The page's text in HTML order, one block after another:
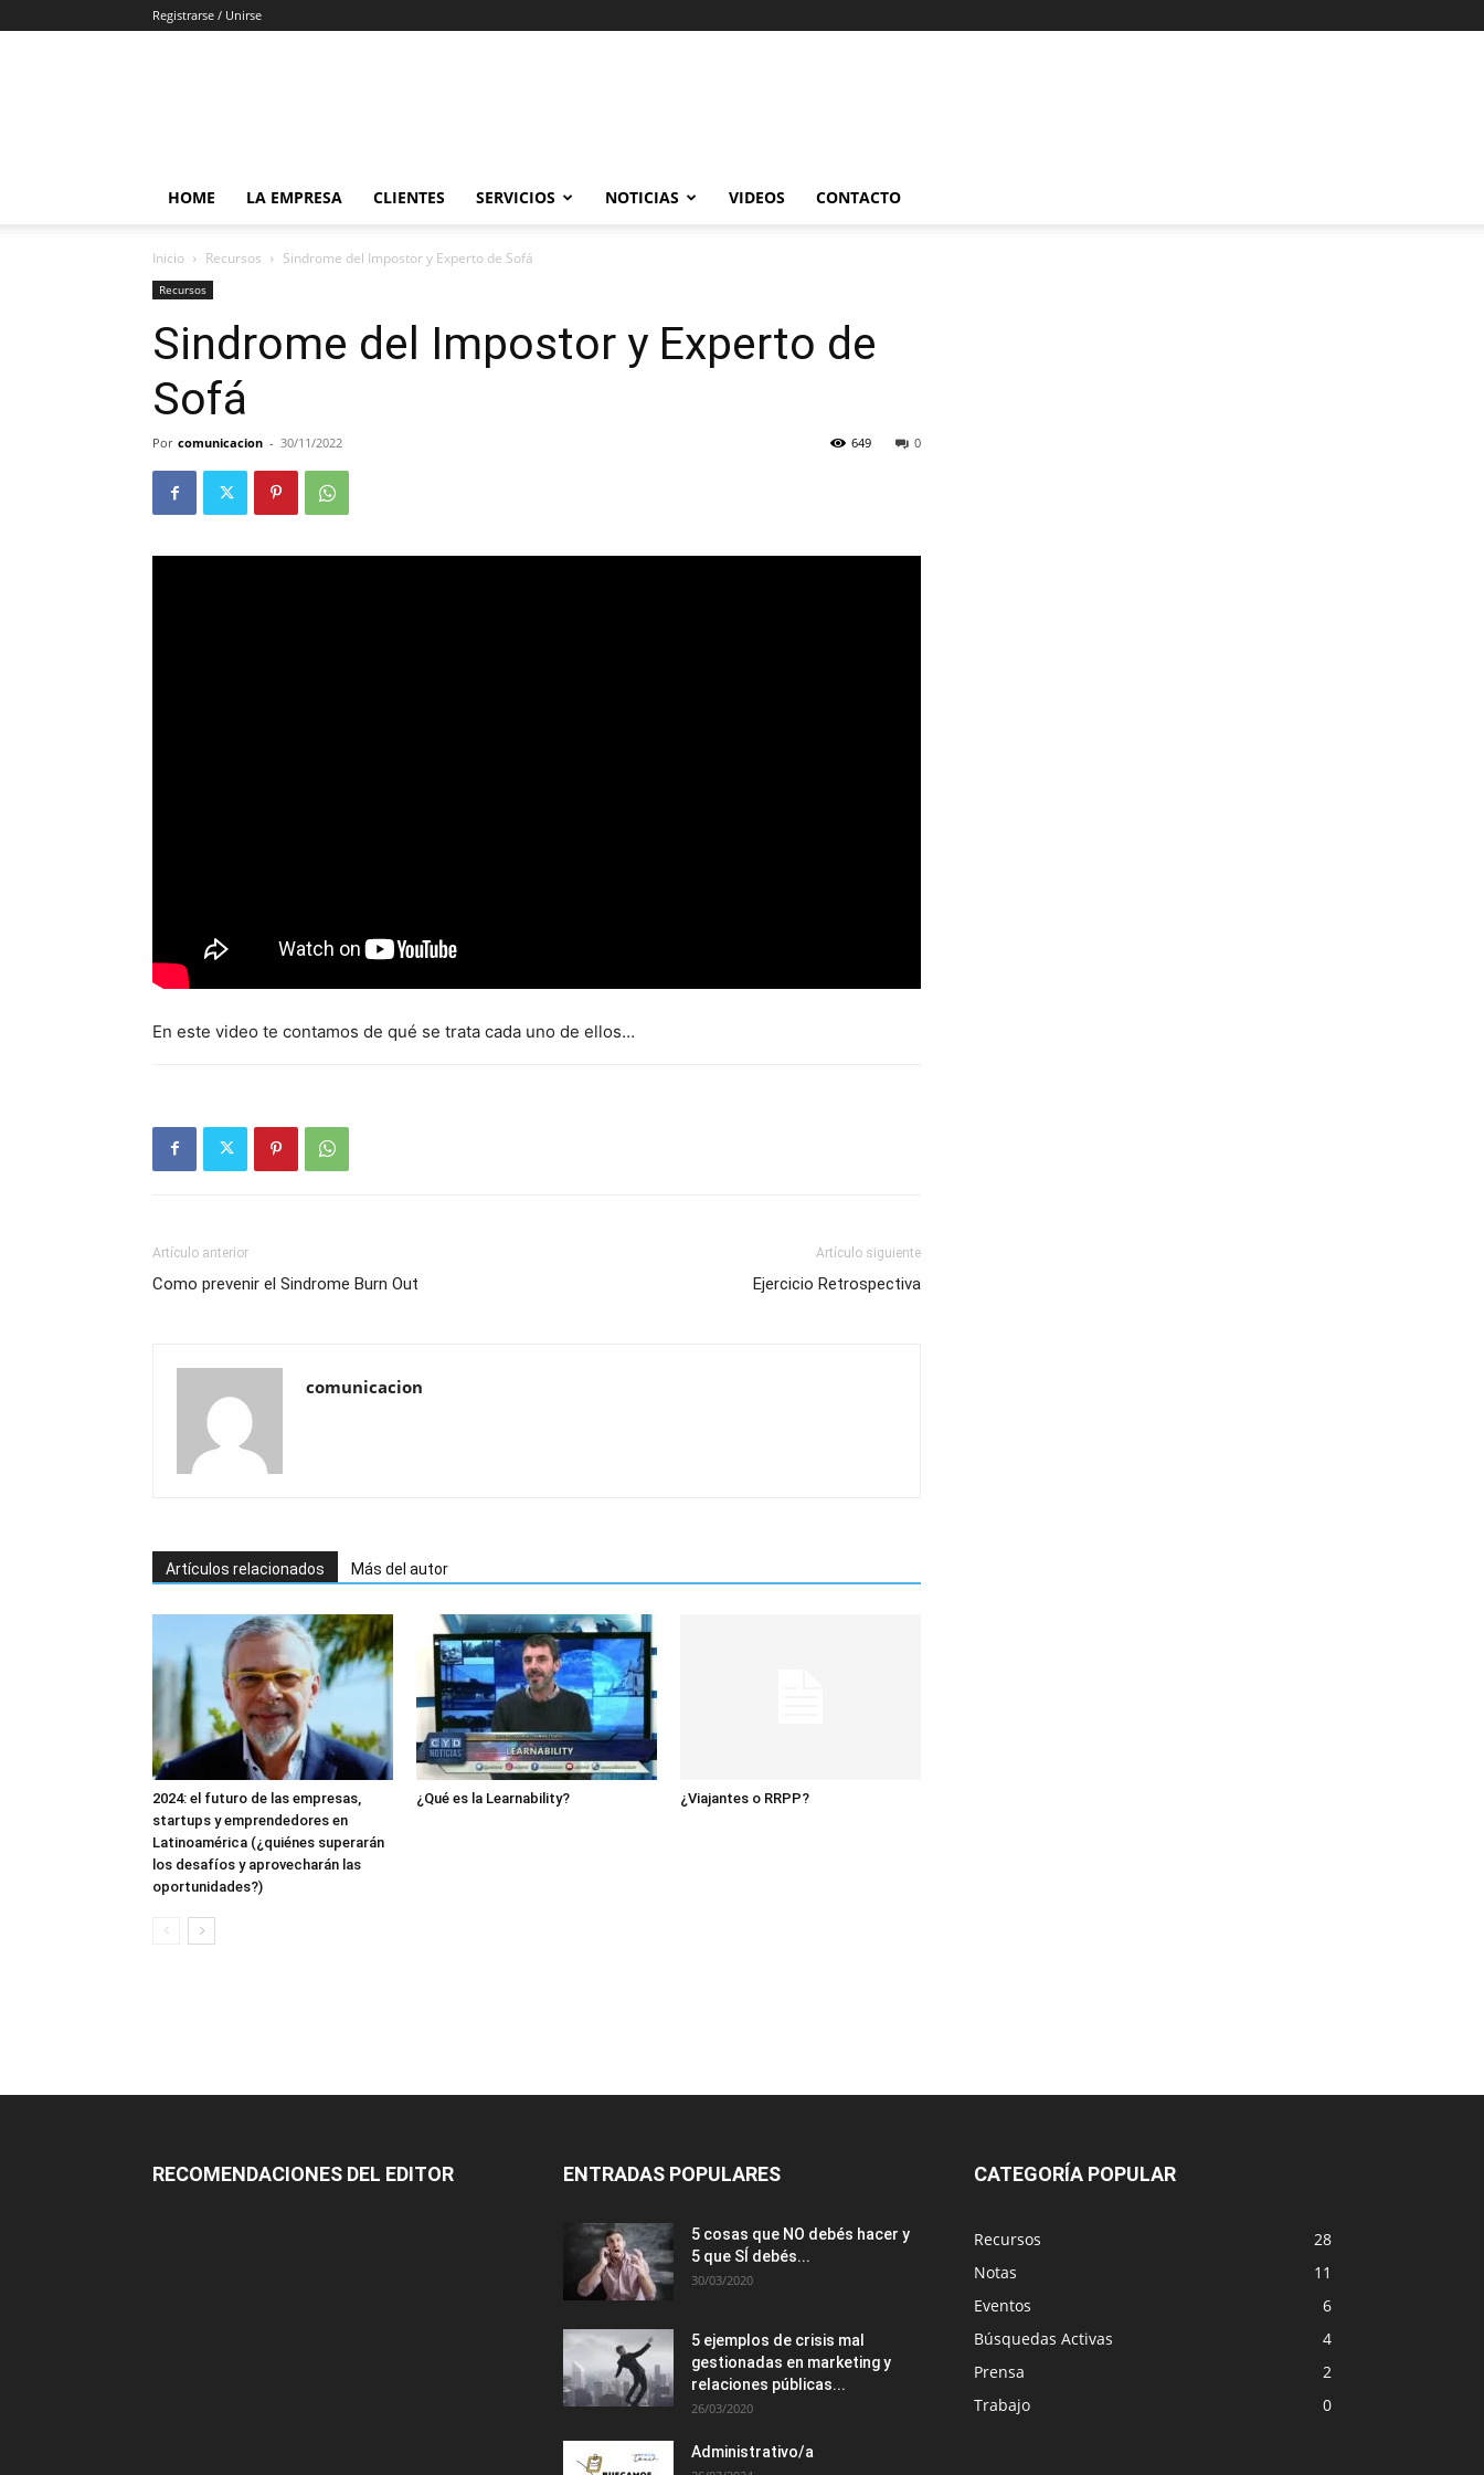
Registrarse / Unirse
HOME LA EMPRESA CLIENTES SERVICIOS NOTICIAS VIDEOS CONTACTO
Inicio Recursos Sindrome del Impostor y Experto de Sofá
Recursos
Sindrome del Impostor y Experto de
Sofá
Por comunicacion - 30/11/2022 0
649
En este video te contamos de qué se trata cada uno de ellos…
Artículo anterior
Como prevenir el Sindrome Burn Out
Artículo siguiente
Ejercicio Retrospectiva
comunicacion
Artículos relacionados Más del autor
2024: el futuro de las empresas,
startups y emprendedores en
Latinoamérica (¿quiénes superarán
los desafíos y aprovecharán las
oportunidades?)
¿Qué es la Learnability? ¿Viajantes o RRPP?
RECOMENDACIONES DEL EDITOR ENTRADAS POPULARES
5 cosas que NO debés hacer y
5 que SÍ debés...
30/03/2020
5 ejemplos de crisis mal
gestionadas en marketing y
relaciones públicas...
26/03/2020
Administrativo/a
CATEGORÍA POPULAR
Recursos
28
Notas
11
Eventos
6
Búsquedas Activas
4
Prensa
2
Trabajo
0